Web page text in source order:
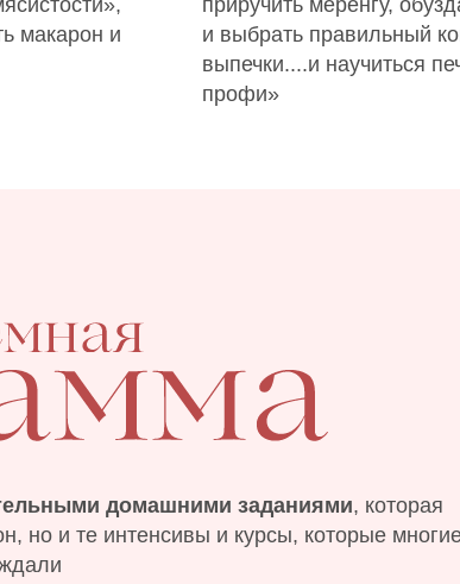
макарон и
приручить меренгу,
и выбрать правильный
выпечки....и научиться
профи»
домашними заданиями, которая
но и те интенсивы и курсы, которые